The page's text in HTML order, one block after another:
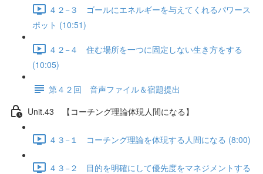
４２−３ ゴールにエネルギーを与えてくれるパワース
ポット (10:51)
４２−４ 住む場所を一つに固定しない生き方をする
(10:05)
第４２回 音声ファイル＆宿題提出
Unit.43 【コーチング理論体現人間になる】
４３−１ コーチング理論を体現する人間になる (8:00)
４３−２ 目的を明確にして優先度をマネジメントする